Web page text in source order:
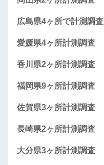
広島県4ヶ所で計測調査
愛媛県4ヶ所計測調査
香川県2ヶ所計測調査
福岡県9ヶ所計測調査
佐賀県3ヶ所計測調査
長崎県2ヶ所計測調査
大分県3ヶ所計測調査